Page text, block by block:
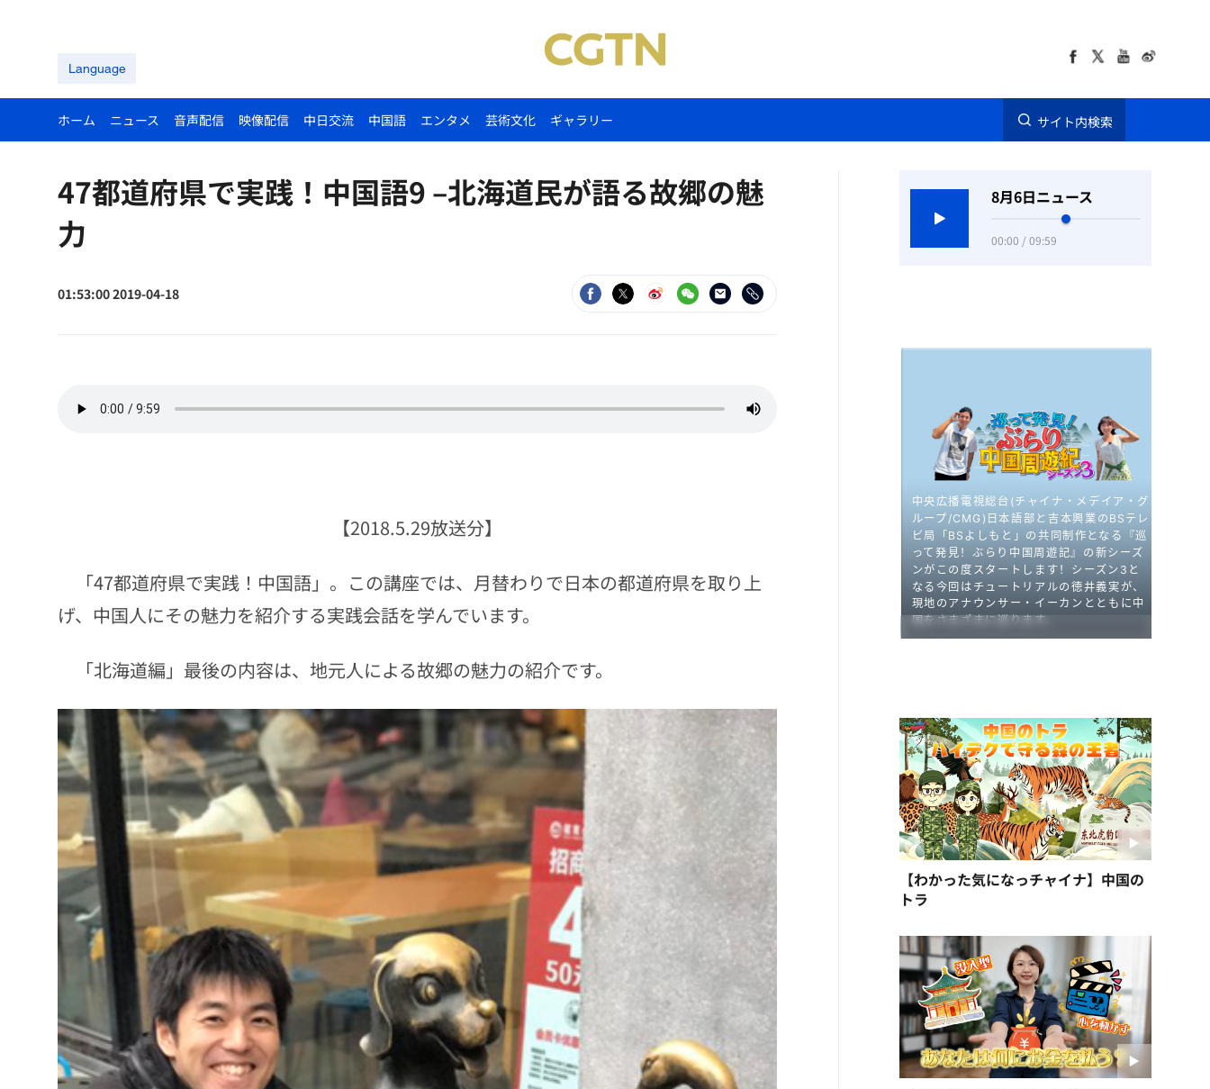
Language
ホーム ニュース 音声配信 映像配信 中日交流 中国語 エンタメ 芸術文化 ギャラリー サイト内検索
47都道府県で実践！中国語9 –北海道民が語る故郷の魅
力
01:53:00 2019-04-18
【2018.5.29放送分】
「47都道府県で実践！中国語」。この講座では、月替わりで日本の都道府県を取り上
げ、中国人にその魅力を紹介する実践会話を学んでいます。
「北海道編」最後の内容は、地元人による故郷の魅力の紹介です。
8月6日ニュース
00:00 / 09:59
【わかった気になっチャイナ】中国の
トラ